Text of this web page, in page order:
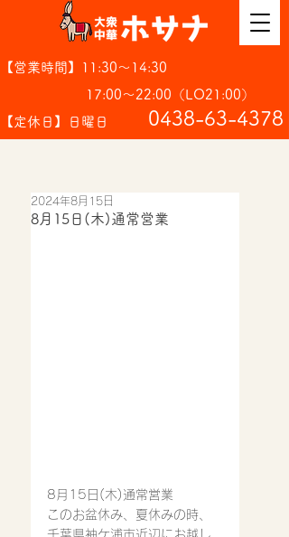
【営業時間】11:30～14:30
17:00～22:00（LO21:00）
【定休日】日曜日
​0438-63-4378
8月15日(木)通常営業
2024年8月15日
8月15日(木)通常営業
このお盆休み、夏休みの時、
千葉県袖ケ浦市近辺にお越し